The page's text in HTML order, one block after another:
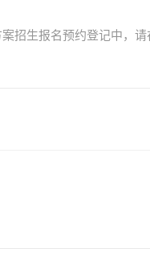
招生报名预约登记中，